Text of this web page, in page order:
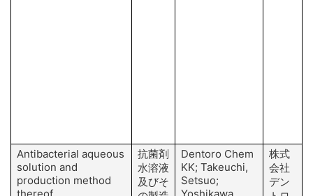
Antibacterial aqueous
solution and
production method
抗菌剤
水溶液
及びそ
Dentoro Chem
KK; Takeuchi,
Setsuo;
株式
会社
デン